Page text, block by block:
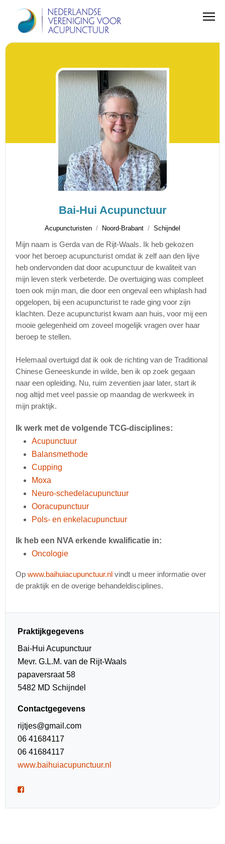
Bai-Hui Acupunctuur
Acupuncturisten Noord-Brabant Schijndel
Mijn naam is Gerda van de Rijt-Waals. Ik heb gekozen
voor het beroep acupuncturist omdat ik zelf aan den lijve
heb ondervonden dat door acupunctuur de kwaliteit van
mijn leven sterk verbeterde. De overtuiging was compleet
toen ook mijn man, die door een ongeval een whiplash had
opgelopen, bij een acupuncturist te rade ging voor zijn
klachten. Deze acupuncturist kwam aan huis, voor mij een
mooie gelegenheid om zoveel mogelijk vragen over haar
beroep te stellen.
Helemaal overtuigd dat ik ook de richting van de Traditional
Chinese Geneeskunde in wilde, ben ik op zoek gegaan
naar een opleiding. Nu, ruim zeventien jaar later, start ik
nog altijd met veel passie op maandag de werkweek in
mijn praktijk.
Ik werk met de volgende TCG-disciplines:
Acupunctuur
Balansmethode
Cupping
Moxa
Neuro-schedelacupunctuur
Ooracupunctuur
Pols- en enkelacupunctuur
Ik heb een NVA erkende kwalificatie in:
Oncologie
Opwww.baihuiacupunctuur.nl vindt u meer informatie over
de praktijk en de overige behandeldisciplines.
Praktijkgegevens
Bai-Hui Acupunctuur
Mevr. G.L.M. van de Rijt-Waals
papaversraat 58
5482 MD Schijndel
Contactgegevens
rijtjes@gmail.com
06 41684117
06 41684117
www.baihuiacupunctuur.nl